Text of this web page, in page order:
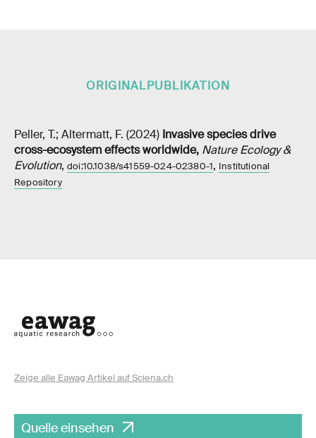
ORIGINALPUBLIKATION
Peller, T.; Altermatt, F. (2024) Invasive species drive
cross-ecosystem effects worldwide, Nature Ecology &
Evolution, doi:10.1038/s41559-024-02380-1, Institutional
Repository
Zeige alle Eawag Artikel auf Sciena.ch
Quelle einsehen